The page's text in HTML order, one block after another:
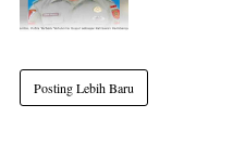
Posting Lebih Baru